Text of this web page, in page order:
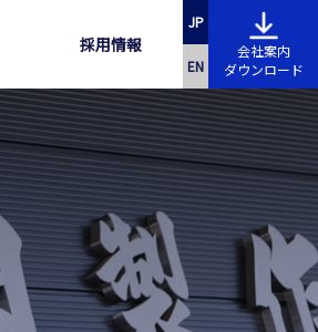
採用情報
JP
EN
会社案内
ダウンロード